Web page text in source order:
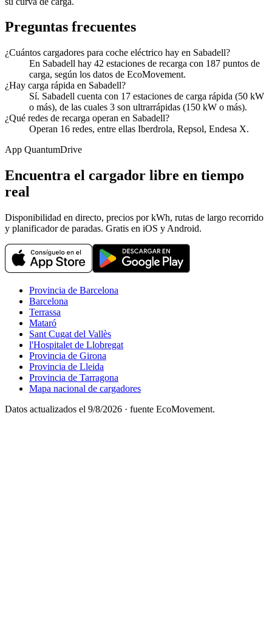
Preguntas frecuentes
¿Cuántos cargadores para coche eléctrico hay en Sabadell?
En Sabadell hay 42 estaciones de recarga con 187 puntos de
carga, según los datos de EcoMovement.
¿Hay carga rápida en Sabadell?
Sí. Sabadell cuenta con 17 estaciones de carga rápida (50 kW
o más), de las cuales 3 son ultrarrápidas (150 kW o más).
¿Qué redes de recarga operan en Sabadell?
Operan 16 redes, entre ellas Iberdrola, Repsol, Endesa X.
App QuantumDrive
Encuentra el cargador libre en tiempo
real
Disponibilidad en directo, precios por kWh, rutas de largo recorrido
y planificador de paradas. Gratis en iOS y Android.
Provincia de Barcelona
Barcelona
Terrassa
Mataró
Sant Cugat del Vallès
l'Hospitalet de Llobregat
Provincia de Girona
Provincia de Lleida
Provincia de Tarragona
Mapa nacional de cargadores
Datos actualizados el 9/8/2026 · fuente EcoMovement.